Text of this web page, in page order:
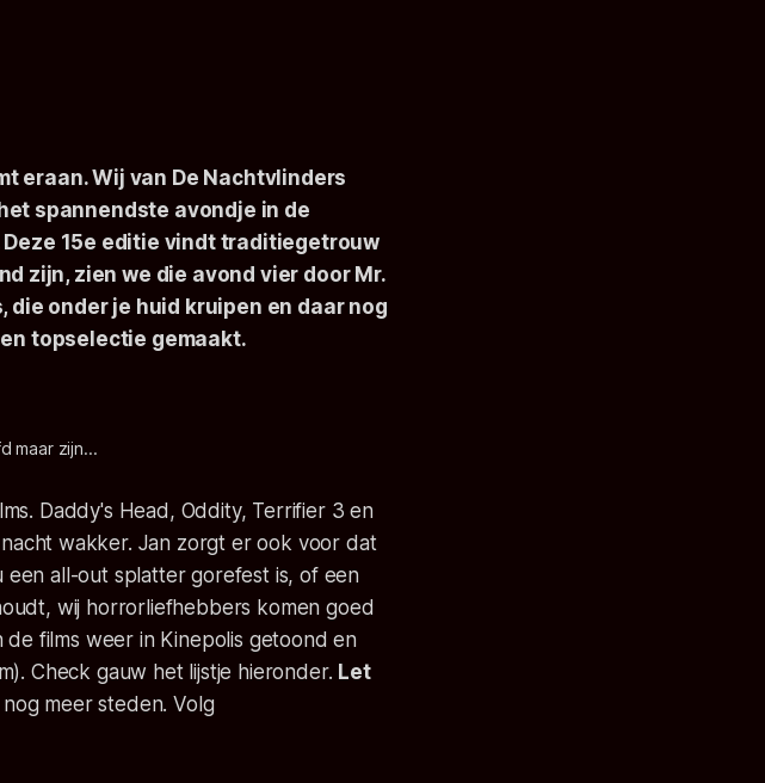
eraan. Wij van De Nachtvlinders
spannendste avondje in de
Deze 15e editie vindt traditiegetrouw
zijn, zien we die avond vier door Mr.
onder je huid kruipen en daar nog
topselectie gemaakt.
maar zijn...
Daddy's Head, Oddity, Terrifier 3 en
wakker. Jan zorgt er ook voor dat
eenall-outsplatter gorefest is, of een
wij horrorliefhebbers komen goed
films weer in Kinepolis getoond en
Check gauw het lijstje hieronder. Let
meer steden. Volg